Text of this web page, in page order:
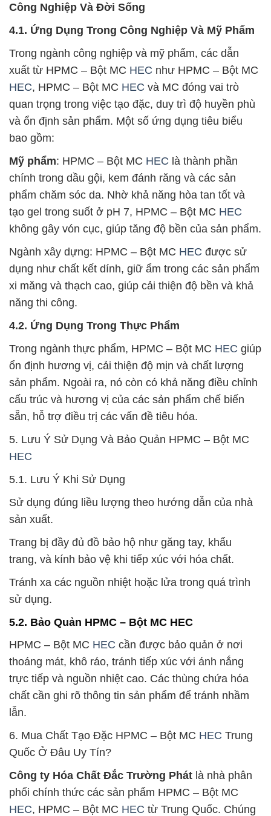
Công Nghiệp Và Đời Sống
4.1. Ứng Dụng Trong Công Nghiệp Và Mỹ Phẩm
Trong ngành công nghiệp và mỹ phẩm, các dẫn
xuất từ HPMC – Bột MC HEC như HPMC – Bột MC
HEC, HPMC – Bột MC HEC và MC đóng vai trò
quan trọng trong việc tạo đặc, duy trì độ huyền phù
và ổn định sản phẩm. Một số ứng dụng tiêu biểu
bao gồm:
Mỹ phẩm: HPMC – Bột MC HEC là thành phần
chính trong dầu gội, kem đánh răng và các sản
phẩm chăm sóc da. Nhờ khả năng hòa tan tốt và
tạo gel trong suốt ở pH 7, HPMC – Bột MC HEC
không gây vón cục, giúp tăng độ bền của sản phẩm.
Ngành xây dựng: HPMC – Bột MC HEC được sử
dụng như chất kết dính, giữ ẩm trong các sản phẩm
xi măng và thạch cao, giúp cải thiện độ bền và khả
năng thi công.
4.2. Ứng Dụng Trong Thực Phẩm
Trong ngành thực phẩm, HPMC – Bột MC HEC giúp
ổn định hương vị, cải thiện độ mịn và chất lượng
sản phẩm. Ngoài ra, nó còn có khả năng điều chỉnh
cấu trúc và hương vị của các sản phẩm chế biến
sẵn, hỗ trợ điều trị các vấn đề tiêu hóa.
5. Lưu Ý Sử Dụng Và Bảo Quản HPMC – Bột MC
HEC
5.1. Lưu Ý Khi Sử Dụng
Sử dụng đúng liều lượng theo hướng dẫn của nhà
sản xuất.
Trang bị đầy đủ đồ bảo hộ như găng tay, khẩu
trang, và kính bảo vệ khi tiếp xúc với hóa chất.
Tránh xa các nguồn nhiệt hoặc lửa trong quá trình
sử dụng.
5.2. Bảo Quản HPMC – Bột MC HEC
HPMC – Bột MC HEC cần được bảo quản ở nơi
thoáng mát, khô ráo, tránh tiếp xúc với ánh nắng
trực tiếp và nguồn nhiệt cao. Các thùng chứa hóa
chất cần ghi rõ thông tin sản phẩm để tránh nhầm
lẫn.
6. Mua Chất Tạo Đặc HPMC – Bột MC HEC Trung
Quốc Ở Đâu Uy Tín?
Công ty Hóa Chất Đắc Trường Phát là nhà phân
phối chính thức các sản phẩm HPMC – Bột MC
HEC, HPMC – Bột MC HEC từ Trung Quốc. Chúng